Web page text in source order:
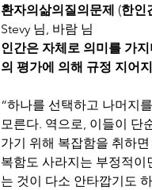
환자의삶의질의문제 (한인
Stevy 님, 바람 님
인간은 자체로 의미를 가
의 평가에 의해 규정 지어
“하나를 선택하고 나머지
모른다. 역으로, 이들이 단
가기 위해 복잡함을 취하
복함도 사라지는 부정적
는 것이 다소 안타깝기도